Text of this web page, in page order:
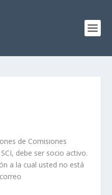
de Comisiones
debe ser socio activo.
a la cual usted no está